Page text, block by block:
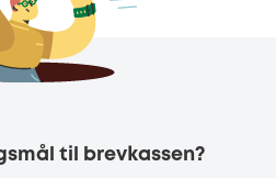
til brevkassen?